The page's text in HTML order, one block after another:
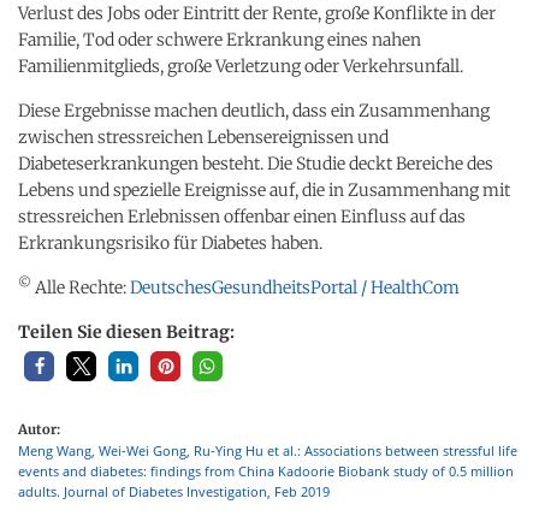
Verlust des Jobs oder Eintritt der Rente, große Konflikte in der
Familie, Tod oder schwere Erkrankung eines nahen
Familienmitglieds, große Verletzung oder Verkehrsunfall.
Diese Ergebnisse machen deutlich, dass ein Zusammenhang
zwischen stressreichen Lebensereignissen und
Diabeteserkrankungen besteht. Die Studie deckt Bereiche des
Lebens und spezielle Ereignisse auf, die in Zusammenhang mit
stressreichen Erlebnissen offenbar einen Einfluss auf das
Erkrankungsrisiko für Diabetes haben.
© Alle Rechte:DeutschesGesundheitsPortal / HealthCom
Teilen Sie diesen Beitrag:
Autor:
Meng Wang, Wei‐Wei Gong, Ru‐Ying Hu et al.: Associations between stressful life
events and diabetes: findings from China Kadoorie Biobank study of 0.5 million
adults. Journal of Diabetes Investigation, Feb 2019